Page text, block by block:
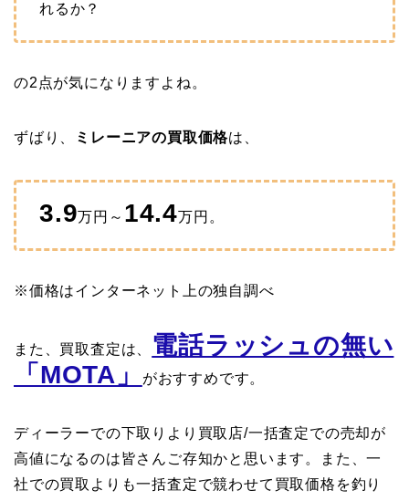
れるか？
の2点が気になりますよね。
ずばり、 ミレーニアの買取価格は、
3.9万円～ 14.4万円。
※価格はインターネット上の独自調べ
また、買取査定は、
電話ラッシュの無い
「MOTA」
がおすすめです。
ディーラーでの下取りより買取店/一括査定での売却が
高値になるのは皆さんご存知かと思います。また、一
社での買取よりも一括査定で競わせて買取価格を釣り